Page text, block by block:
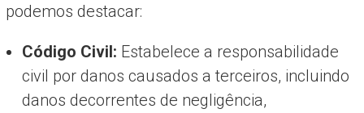
podemos destacar:
Código Civil: Estabelece a responsabilidade
civil por danos causados a terceiros, incluindo
danos decorrentes de negligência,